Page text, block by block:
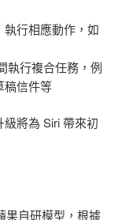
行相應動作，如
執行複合任務，例
稿信件等
將為 Siri 帶來初
果自研模型，根據